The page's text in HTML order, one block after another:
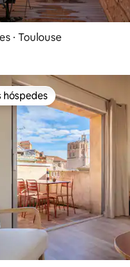
⋅ Toulouse
preferidos dos hóspedes
hóspedes